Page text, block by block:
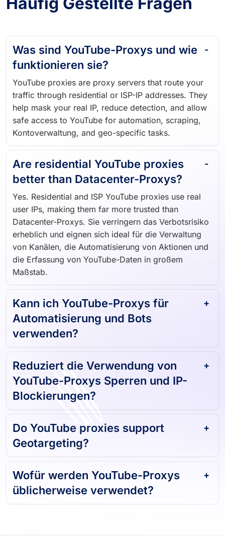
Was sind YouTube-Proxys und wie
funktionieren sie?
YouTube proxies are proxy servers that route your
traffic through residential or ISP-IP addresses. They
help mask your real IP, reduce detection, and allow
safe access to YouTube for automation, scraping,
Kontoverwaltung, and geo-specific tasks.
Are residential YouTube proxies
better than Datacenter-Proxys?
Yes. Residential and ISP YouTube proxies use real
user IPs, making them far more trusted than
Datacenter-Proxys. Sie verringern das Verbotsrisiko
erheblich und eignen sich ideal für die Verwaltung
von Kanälen, die Automatisierung von Aktionen und
die Erfassung von YouTube-Daten in großem
Maßstab.
Kann ich YouTube-Proxys für
Automatisierung und Bots
verwenden?
Reduziert die Verwendung von
YouTube-Proxys Sperren und IP-
Blockierungen?
Do YouTube proxies support
Geotargeting?
Wofür werden YouTube-Proxys
üblicherweise verwendet?